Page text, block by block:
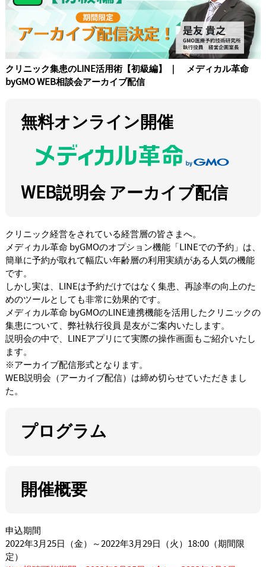
クリニック集患のLINE活用術【初級編】 ｜ メディカル革命
byGMO WEB相談会アーカイブ配信
無料オンライン開催
WEB説明会 アーカイブ配信
クリニック経営をされている経営層の皆さまへ。
メディカル革命 byGMOのオプション機能「LINEでの予約」は、
簡単に予約が取れて幅広い年齢層の利用実績がある人気の機能
です。
しかし実は、LINEは予約だけではなく集患、再診率の向上のた
めのツールとしても非常に効果的です。
メディカル革命 byGMOのLINE連携機能を活用したクリニックの
集患について、弊社執行役員 是友がご案内いたします。
説明会の中で、LINEアプリにて実際の操作画面もご紹介いたし
ます。
※アーカイブ配信形式となります。
WEB説明会（アーカイブ配信）は締め切らせていただきまし
た。
プログラム
開催概要
申込期間
2022年3月25日（金）～2022年3月29日（火）18:00（期間限
定）